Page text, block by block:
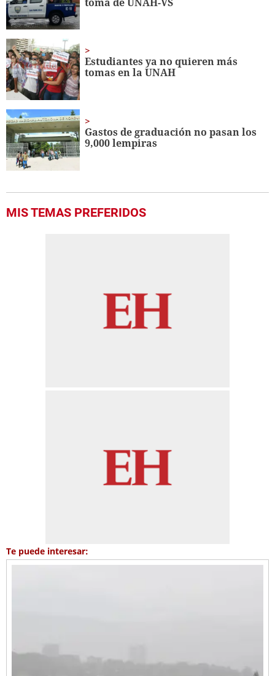
Estudiantes ya no quieren más
tomas en la UNAH
Gastos de graduación no pasan los
9,000 lempiras
MIS TEMAS PREFERIDOS
Te puede interesar: